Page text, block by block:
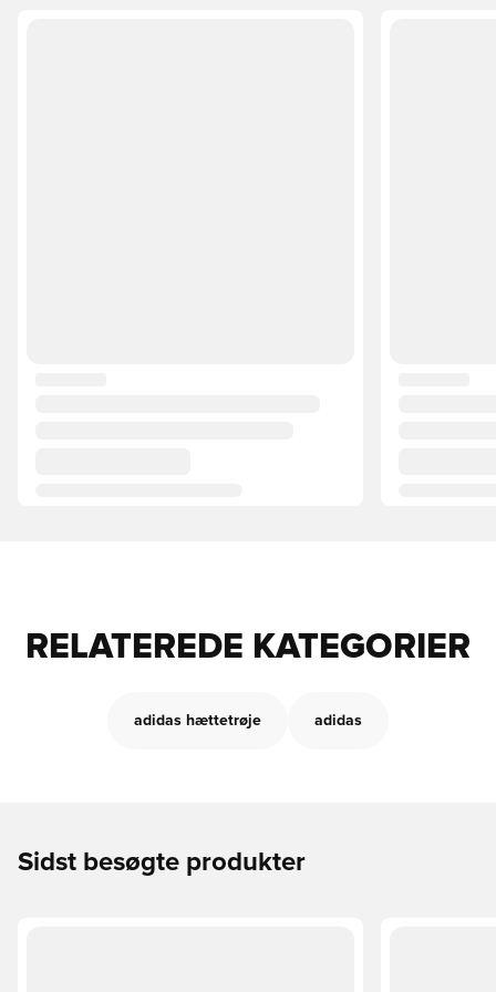
RELATEREDE KATEGORIER
adidas hættetrøje adidas
Sidst besøgte produkter